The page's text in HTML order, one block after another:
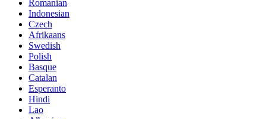
Romanian
Indonesian
Czech
Afrikaans
Swedish
Polish
Basque
Catalan
Esperanto
Hindi
Lao